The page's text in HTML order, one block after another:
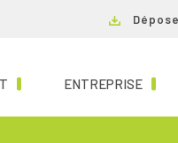
(CURRENT)ENTREPRISE